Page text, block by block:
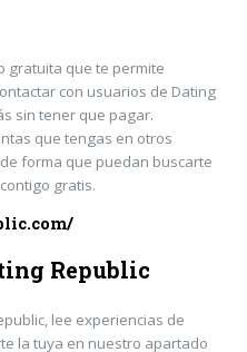
gratuita que te permite
con usuarios de Dating
sin tener que pagar.
que tengas en otros
forma que puedan buscarte
gratis.
Republic
lee experiencias de
la tuya en nuestro apartado